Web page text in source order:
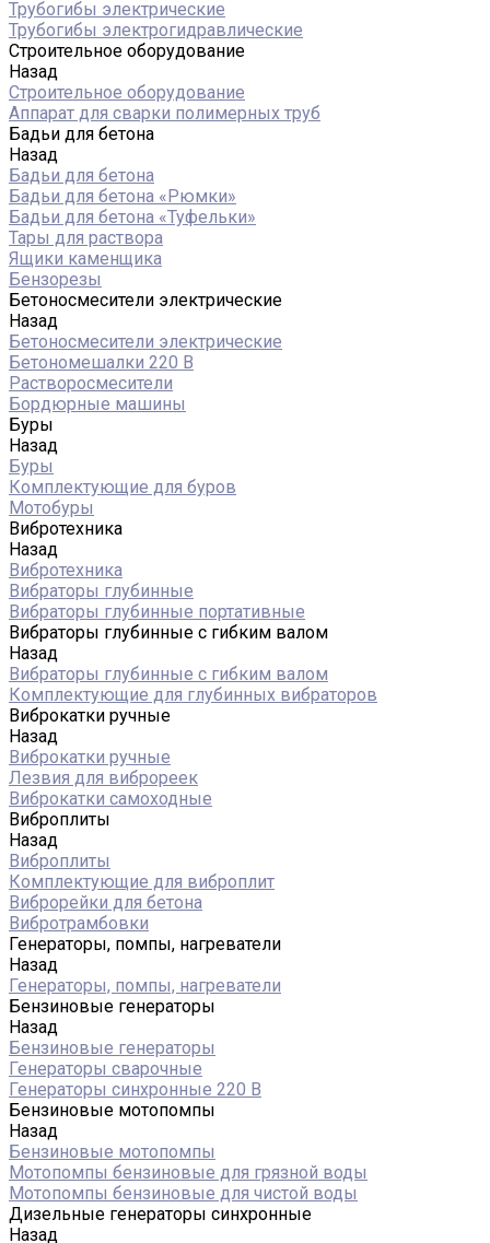
Трубогибы электрические
Трубогибы электрогидравлические
Строительное оборудование
Назад
Строительное оборудование
Аппарат для сварки полимерных труб
Бадьи для бетона
Назад
Бадьи для бетона
Бадьи для бетона «Рюмки»
Бадьи для бетона «Туфельки»
Тары для раствора
Ящики каменщика
Бензорезы
Бетоносмесители электрические
Назад
Бетоносмесители электрические
Бетономешалки 220 В
Растворосмесители
Бордюрные машины
Буры
Назад
Буры
Комплектующие для буров
Мотобуры
Вибротехника
Назад
Вибротехника
Вибраторы глубинные
Вибраторы глубинные портативные
Вибраторы глубинные с гибким валом
Назад
Вибраторы глубинные с гибким валом
Комплектующие для глубинных вибраторов
Виброкатки ручные
Назад
Виброкатки ручные
Лезвия для виброреек
Виброкатки самоходные
Виброплиты
Назад
Виброплиты
Комплектующие для виброплит
Виброрейки для бетона
Вибротрамбовки
Генераторы, помпы, нагреватели
Назад
Генераторы, помпы, нагреватели
Бензиновые генераторы
Назад
Бензиновые генераторы
Генераторы сварочные
Генераторы синхронные 220 В
Бензиновые мотопомпы
Назад
Бензиновые мотопомпы
Мотопомпы бензиновые для грязной воды
Мотопомпы бензиновые для чистой воды
Дизельные генераторы синхронные
Назад